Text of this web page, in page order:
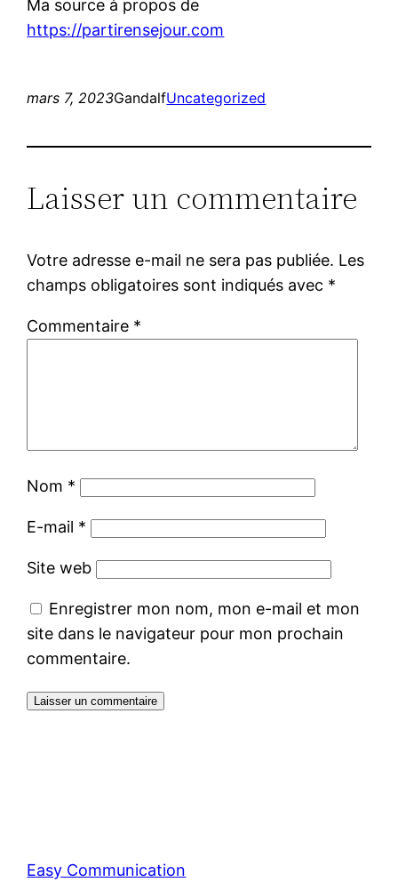
Ma source à propos de
https://partirensejour.com
mars 7, 2023GandalfUncategorized
Laisser un commentaire
Votre adresse e-mail ne sera pas publiée. Les
champs obligatoires sont indiqués avec *
Commentaire *
Nom *
E-mail *
Site web
Enregistrer mon nom, mon e-mail et mon
site dans le navigateur pour mon prochain
commentaire.
Easy Communication